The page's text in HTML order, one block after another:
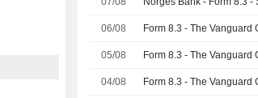
06/08 Form 8.3 - The Vanguard
05/08 Form 8.3 - The Vanguard
04/08 Form 8.3 - The Vanguard